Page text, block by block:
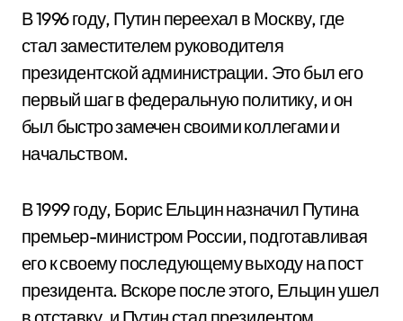
В 1996 году, Путин переехал в Москву, где
стал заместителем руководителя
президентской администрации. Это был его
первый шаг в федеральную политику, и он
был быстро замечен своими коллегами и
начальством.
В 1999 году, Борис Ельцин назначил Путина
премьер-министром России, подготавливая
его к своему последующему выходу на пост
президента. Вскоре после этого, Ельцин ушел